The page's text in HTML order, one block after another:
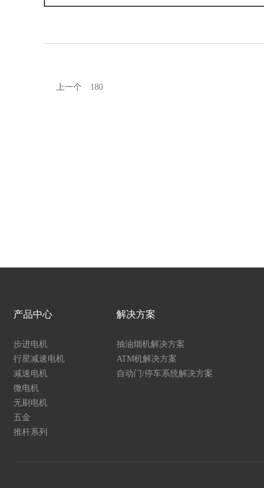
上一个 180
产品中心
步进电机
行星减速电机
减速电机
微电机
无刷电机
五金
推杆系列
解决方案
抽油烟机解决方案
ATM机解决方案
自动门/停车系统解决方案